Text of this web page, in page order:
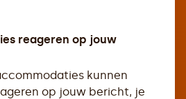
reageren op jouw
kunnen
op jouw bericht, je